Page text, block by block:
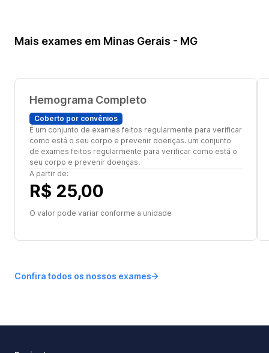
Mais exames em Minas Gerais - MG
Hemograma Completo
Coberto por convênios
É um conjunto de exames feitos regularmente para verificar
como está o seu corpo e prevenir doenças. um conjunto
de exames feitos regularmente para verificar como está o
seu corpo e prevenir doenças.
A partir de:
R$ 25,00
O valor pode variar conforme a unidade
Confira todos os nossos exames